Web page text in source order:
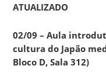
ATUALIZADO
02/09 – Aula
cultura do Japão
Bloco D, Sala 312)